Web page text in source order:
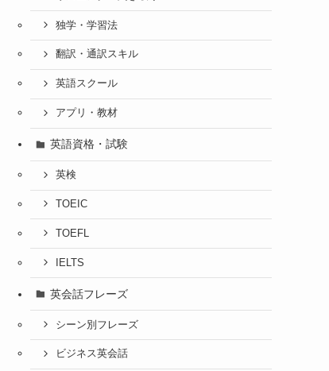
独学・学習法
翻訳・通訳スキル
英語スクール
アプリ・教材
英語資格・試験
英検
TOEIC
TOEFL
IELTS
英会話フレーズ
シーン別フレーズ
ビジネス英会話